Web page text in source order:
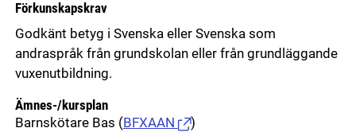
Förkunskapskrav
Godkänt betyg i Svenska eller Svenska som
andraspråk från grundskolan eller från grundläggande
vuxenutbildning.
Ämnes-/kursplan
Barnskötare Bas ( BFXAAN )